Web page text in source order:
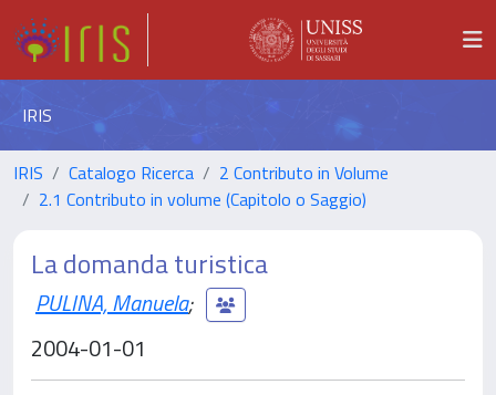
IRIS
IRIS Catalogo Ricerca
2 Contributo in Volume
2.1 Contributo in volume (Capitolo o Saggio)
La domanda turistica
PULINA, Manuela;
2004-01-01